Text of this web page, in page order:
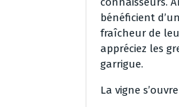
bénéficient
fraîcheur de
appréciez les
garrigue.
La vigne